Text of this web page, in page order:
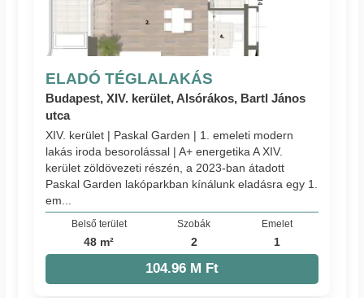
ELADÓ TÉGLALAKÁS
Budapest, XIV. kerület, Alsórákos, Bartl János
utca
XIV. kerület | Paskal Garden | 1. emeleti modern
lakás iroda besorolással | A+ energetika A XIV.
kerület zöldövezeti részén, a 2023-ban átadott
Paskal Garden lakóparkban kínálunk eladásra egy 1.
em...
Belső terület
48 m²
Szobák
2
Emelet
1
104.96 M Ft